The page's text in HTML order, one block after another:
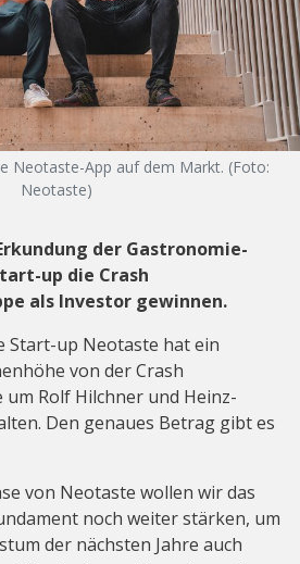
Neotaste-App auf dem Markt. (Foto:
Neotaste)
der Gastronomie-
up die Crash
als Investor gewinnen.
Start-up Neotaste hat ein
von der Crash
Rolf Hilchner und Heinz-
Den genaues Betrag gibt es
von Neotaste wollen wir das
noch weiter stärken, um
der nächsten Jahre auch